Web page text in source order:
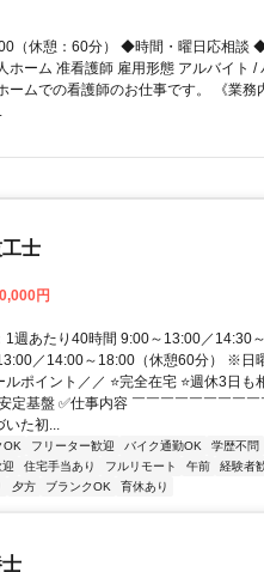
（休憩：60分） ◆時間・曜日応相談
ホーム 准看護師 雇用形態 アルバイト /
ームでの看護師のお仕事です。 《業
士
円
1週あたり40時間 9:00～13:00／14:30
／14:00～18:00（休憩60分） ※日
ポイント／／ ⭐完全在宅 ⭐週休3日も
定基盤 ✅仕事内容 ￣￣￣￣￣￣￣￣
いた初...
OK フリーター歓迎 バイク通勤OK 学歴不問
住宅手当あり フルリモート 午前 経験者
夕方 ブランクOK 育休あり